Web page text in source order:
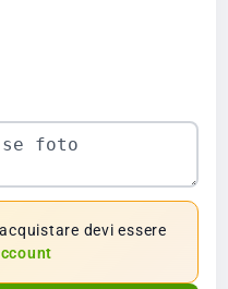
devi essere